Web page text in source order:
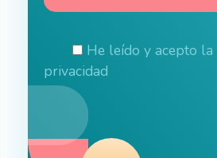
He leído y acepto la
privacidad